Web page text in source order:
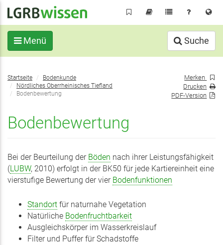
Inhalt
Menü Suche
Sie
befinden
sich
Startseite
Bodenkunde
Nördliches Oberrheinisches Tiefland
Bodenbewertung
Bodenbewertung
Merken
Drucken
PDF-Version
Bei der Beurteilung der Böden nach ihrer Leistungsfähigkeit
(LUBW, 2010) erfolgt in der BK50 für jede Kartiereinheit eine
vierstufige Bewertung der vier Bodenfunktionen
Standort für naturnahe Vegetation
Natürliche Bodenfruchtbarkeit
Ausgleichskörper im Wasserkreislauf
Filter und Puffer für Schadstoffe